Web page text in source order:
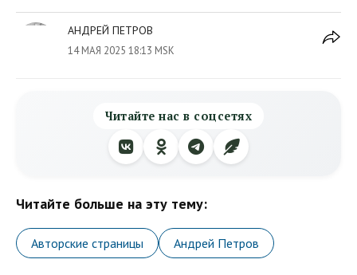
АНДРЕЙ ПЕТРОВ
14 МАЯ 2025 18:13 MSK
Читайте нас в соцсетях
Читайте больше на эту тему:
Авторские страницы Андрей Петров